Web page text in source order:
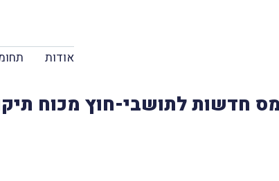
אודות
לתושבי-חוץ מכוח תיקון 169 לפקודת מס